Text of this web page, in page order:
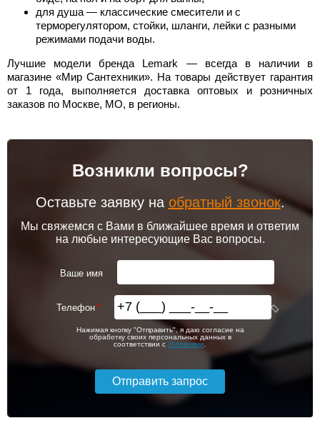
для душа — классические смесители и с
терморегулятором, стойки, шланги, лейки с разными
режимами подачи воды.
Лучшие модели бренда Lemark — всегда в наличии в
магазине «Мир Сантехники». На товары действует гарантия
от 1 года, выполняется доставка оптовых и розничных
заказов по Москве, МО, в регионы.
Возникли вопросы?
Оставьте заявку на обратный звонок.
Мы свяжемся с Вами в ближайшее время и ответим
на любые интересующие Вас вопросы.
Ваше имя
Телефон
Нажимая кнопку "Отправить", я даю согласие на
обработку своих персональных данных в
соответствии с Условиями